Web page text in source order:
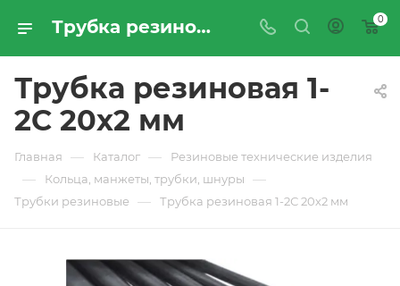
Трубка резиновая 1-2С 20х2 мм - купить по цене производителя с доставкой по Москве и России | ПРОМРЕСУРССЕРВИС 0
Трубка резиновая 1-
2С 20х2 мм
Главная — Каталог — Резиновые технические изделия
— Кольца, манжеты, трубки, шнуры —
Трубки резиновые — Трубка резиновая 1-2С 20х2 мм